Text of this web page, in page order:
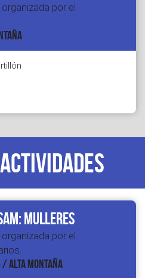
por el
Mulleres
por el
ALTA MONTAÑA